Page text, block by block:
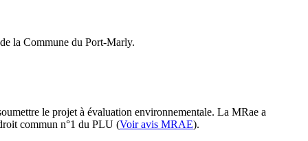
la Commune du Port-Marly.
le projet à évaluation environnementale. La MRae a
commun n°1 du PLU (Voir avis MRAE).